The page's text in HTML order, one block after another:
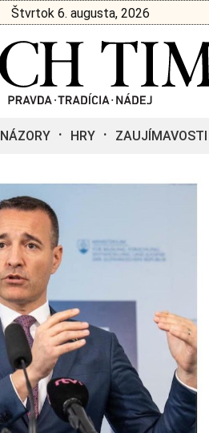
Štvrtok 6. augusta, 2026
NÁZORY HRY ZAUJÍMAVOSTI